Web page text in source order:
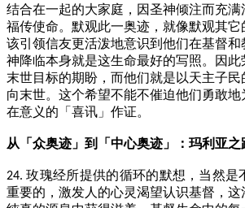
结合在一起的大家庭，因圣神倾注而充
福传使命。默观此一奥迹，就像默观其
该引领信友更活泼地意识到他们在基督
神降临本身就是这生命最好的写照。因
末世目标的期盼，而他们就是以天主子
向末世。这个希望不能不催迫他们勇敢
在意义的「喜讯」作证。
从「众奥迹」到「中心奥迹」：玛利亚之
24.玫瑰经所提供的循环的默想，当然是
重要的，激发人的心灵渴望认识基督，